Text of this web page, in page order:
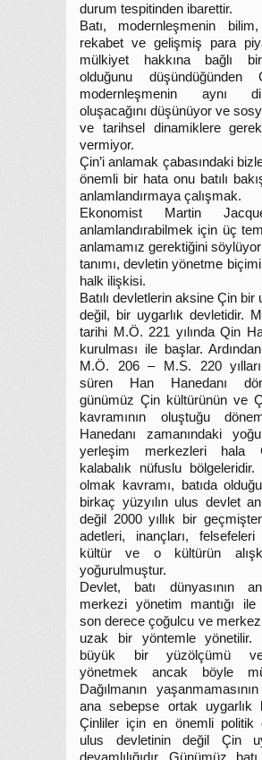
durum tespitinden ibarettir.
Batı, modernleşmenin
rekabet ve gelişmiş para
mülkiyet hakkına bağlı
olduğunu düşündüğünden
modernleşmenin aynı
oluşacağını düşünüyor ve
ve tarihsel dinamiklere
vermiyor.
Çin’i anlamak çabasındaki
önemli bir hata onu batılı
anlamlandırmaya çalışmak.
Ekonomist Martin
anlamlandırabilmek için üç
anlamamız gerektiğini
tanımı, devletin yönetme
halk ilişkisi.
Batılı devletlerin aksine Çin bir
değil, bir uygarlık devletidir.
tarihi M.Ö. 221 yılında Qin
kurulması ile başlar.
M.Ö. 206 – M.S. 220 yılları
süren Han Hanedanı
günümüz Çin kültürünün ve
kavramının oluştuğu
Hanedanı zamanındaki
yerleşim merkezleri hala
kalabalık nüfuslu
olmak kavramı, batıda
birkaç yüzyılın ulus devlet
değil 2000 yıllık bir
adetleri, inançları,
kültür ve o kültürün
yoğurulmuştur.
Devlet, batı dünyasının
merkezi yönetim mantığı ile
son derece çoğulcu ve
uzak bir yöntemle yönetilir.
büyük bir yüzölçümü
yönetmek ancak böyle
Dağılmanın
ana sebepse ortak uygarlık
Çinliler için en önemli politik
ulus devletinin değil Çin